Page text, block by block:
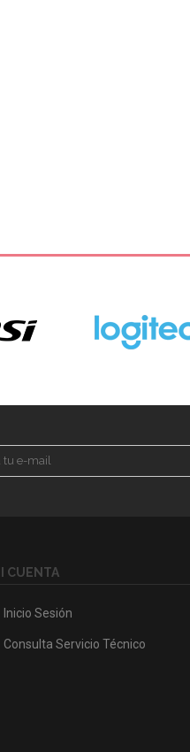
CUENTA
Inicio Sesión
Consulta Servicio Técnico